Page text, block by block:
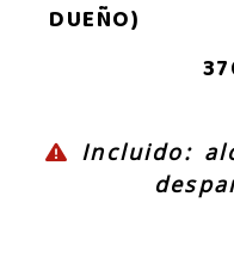
DUEÑO)
Incluido: